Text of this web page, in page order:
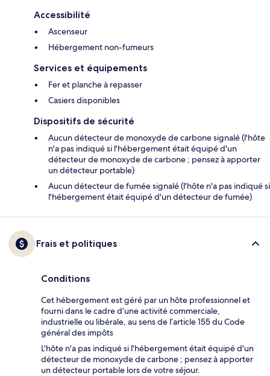
Accessibilité
Ascenseur
Hébergement non-fumeurs
Services et équipements
Fer et planche à repasser
Casiers disponibles
Dispositifs de sécurité
Aucun détecteur de monoxyde de carbone signalé (l'hôte
n'a pas indiqué si l'hébergement était équipé d'un
détecteur de monoxyde de carbone ; pensez à apporter
un détecteur portable)
Aucun détecteur de fumée signalé (l'hôte n'a pas indiqué si
l'hébergement était équipé d'un détecteur de fumée)
Frais et politiques
Conditions
Cet hébergement est géré par un hôte professionnel et
fourni dans le cadre d’une activité commerciale,
industrielle ou libérale, au sens de l’article 155 du Code
général des impôts
L'hôte n'a pas indiqué si l'hébergement était équipé d'un
détecteur de monoxyde de carbone ; pensez à apporter
un détecteur portable lors de votre séjour.